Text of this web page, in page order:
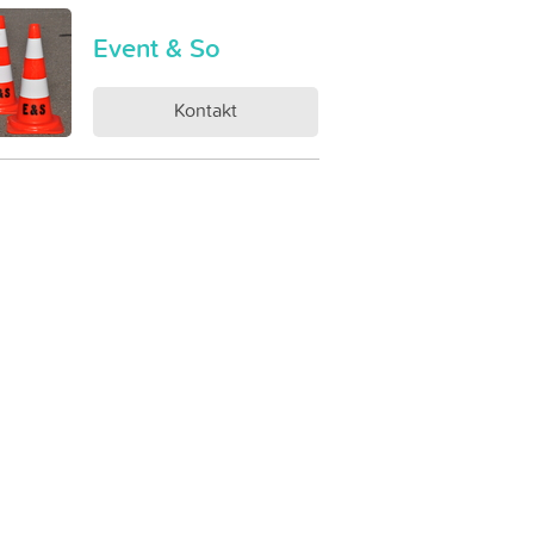
Event & So
Kontakt